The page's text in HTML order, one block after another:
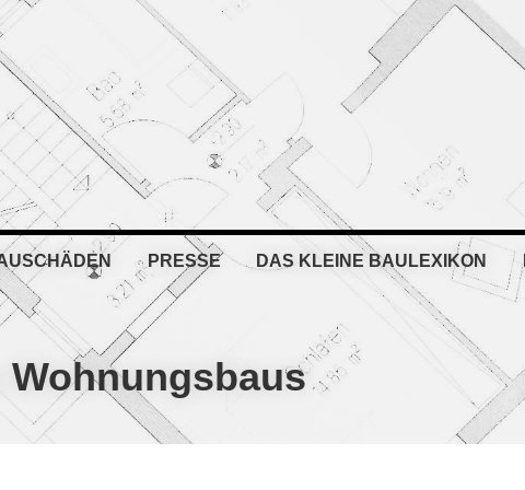
PRESSE DAS KLEINE BAULEXIKON
Wohnungsbaus